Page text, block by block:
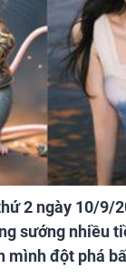
2 ngày 10/9/
sướng nhiều
mình đột phá